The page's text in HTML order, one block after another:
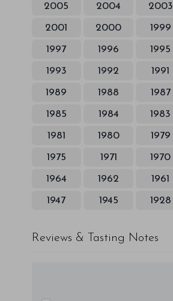
2005 2004 2003
2001 2000 1999
1997 1996 1995
1993 1992 1991
1989 1988 1987
1985 1984 1983
1981 1980 1979
1975 1971 1970
1964 1962 1961
1947 1945 1928
Reviews & Tasting Notes